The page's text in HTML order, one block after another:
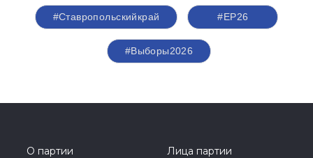
#Ставропольскийкрай #ЕР26
#Выборы2026
О партии
Лица партии